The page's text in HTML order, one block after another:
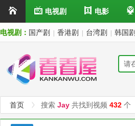
电视剧 电影
电视剧： 国产剧 香港剧 台湾剧 韩国剧
首页 搜索 Jay 共找到视频 432 个